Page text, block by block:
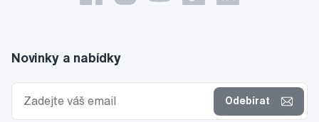
Novinky a nabídky
Odebírat